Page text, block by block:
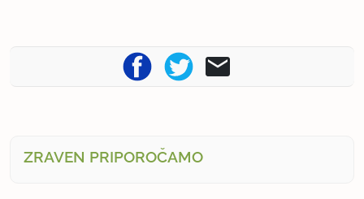
ZRAVEN PRIPOROČAMO